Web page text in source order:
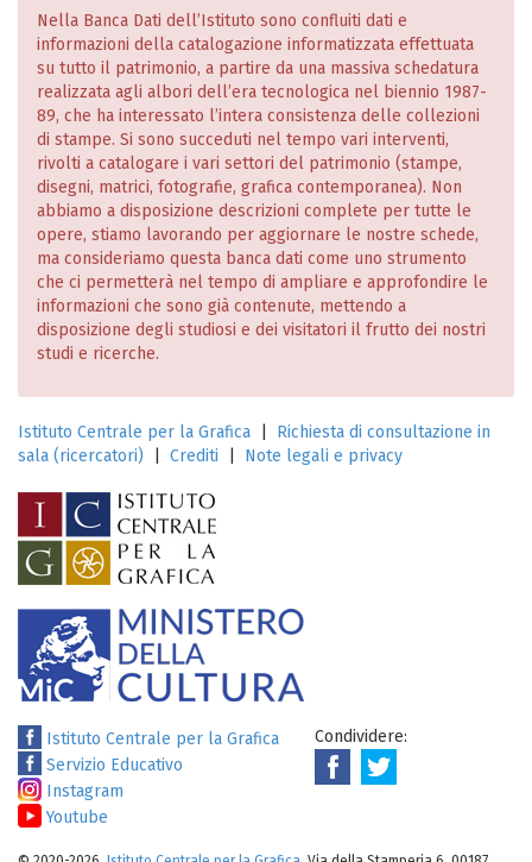
Nella Banca Dati dell’Istituto sono confluiti dati e
informazioni della catalogazione informatizzata effettuata
su tutto il patrimonio, a partire da una massiva schedatura
realizzata agli albori dell’era tecnologica nel biennio 1987-
89, che ha interessato l’intera consistenza delle collezioni
di stampe. Si sono succeduti nel tempo vari interventi,
rivolti a catalogare i vari settori del patrimonio (stampe,
disegni, matrici, fotografie, grafica contemporanea). Non
abbiamo a disposizione descrizioni complete per tutte le
opere, stiamo lavorando per aggiornare le nostre schede,
ma consideriamo questa banca dati come uno strumento
che ci permetterà nel tempo di ampliare e approfondire le
informazioni che sono già contenute, mettendo a
disposizione degli studiosi e dei visitatori il frutto dei nostri
studi e ricerche.
Istituto Centrale per la Grafica
Richiesta di consultazione in
sala (ricercatori)
Crediti Note legali e privacy
Istituto Centrale per la Grafica
Servizio Educativo
Instagram
Youtube
Condividere: